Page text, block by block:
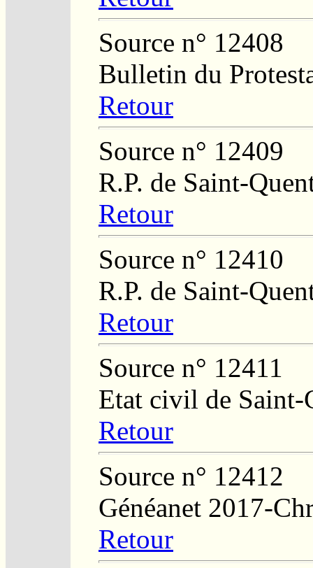
Source n° 12408
Bulletin du
Retour
Source n° 12409
R.P. de Saint-
Retour
Source n° 12410
R.P. de Saint-
Retour
Source n° 12411
Etat civil de Saint-
Retour
Source n° 12412
Généanet 2017-
Retour